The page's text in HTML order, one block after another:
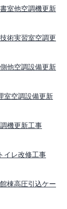
室他空調機更新
術実習室空調更
他空調設備更新
室空調設備更新
機更新工事
イレ改修工事
棟高圧引込ケー